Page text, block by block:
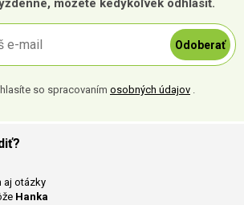
môžete kedykoľvek odhlásiť.
Odoberať
so spracovaním osobných údajov .
aj otázky
Hanka